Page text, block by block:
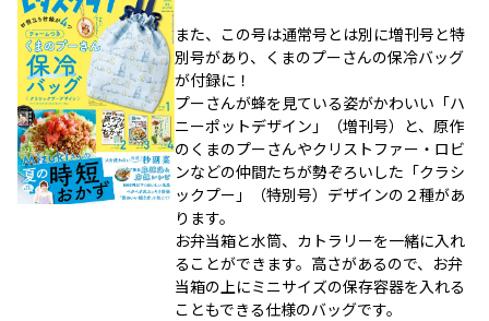
また、この号は通常号とは別に増刊号と特
別号があり、くまのプーさんの保冷バッグ
が付録に！
プーさんが蜂を見ている姿がかわいい「ハ
ニーポットデザイン」（増刊号）と、原作
のくまのプーさんやクリストファー・ロビ
ンなどの仲間たちが勢ぞろいした「クラシ
ックプー」（特別号）デザインの２種があ
ります。
お弁当箱と水筒、カトラリーを一緒に入れ
ることができます。高さがあるので、お弁
当箱の上にミニサイズの保存容器を入れる
こともできる仕様のバッグです。